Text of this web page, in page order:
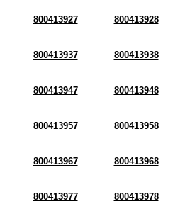
800413927 800413928
800413937 800413938
800413947 800413948
800413957 800413958
800413967 800413968
800413977 800413978